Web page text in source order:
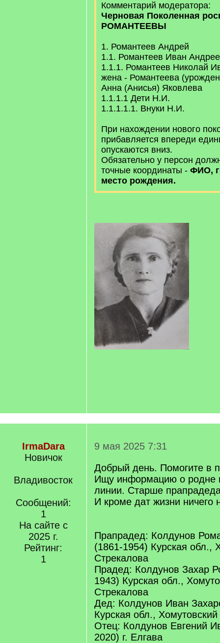
Комментарий модератора:
Черновая Поколенная
РОМАНТЕЕВЫ
1. Романтеев Андрей
1.1. Романтеев Иван
1.1.1. Романтеев Николай
жена - Романтеева
Анна (Анисья) Яковлева
1.1.1.1 Дети Н.И.
1.1.1.1.1. Внуки Н.И.
При нахождении нового
прибавляется впереди
опускаются вниз.
Обязательно у персон
точные координаты - ФИО,
место рождения.
IrmaDara
Новичок
Владивосток
Сообщений:
1
На сайте с
2025 г.
Рейтинг:
1
9 мая 2025 7:31
Добрый день. Помогите в
Ищу информацию о родне
линии. Старше
И кроме дат жизни ничего
Прапрадед: Колдунов
(1861-1954) Курская обл.,
Стрекалова
Прадед: Колдунов Захар
1943) Курская обл.,
Стрекалова
Дед: Колдунов Иван
Курская обл.,
Отец: Колдунов Евгений
2020) г. Елгава